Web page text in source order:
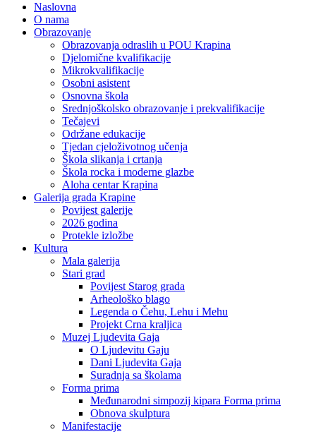
Naslovna
O nama
Obrazovanje
Obrazovanja odraslih u POU Krapina
Djelomične kvalifikacije
Mikrokvalifikacije
Osobni asistent
Osnovna škola
Srednjoškolsko obrazovanje i prekvalifikacije
Tečajevi
Održane edukacije
Tjedan cjeloživotnog učenja
Škola slikanja i crtanja
Škola rocka i moderne glazbe
Aloha centar Krapina
Galerija grada Krapine
Povijest galerije
2026 godina
Protekle izložbe
Kultura
Mala galerija
Stari grad
Povijest Starog grada
Arheološko blago
Legenda o Čehu, Lehu i Mehu
Projekt Crna kraljica
Muzej Ljudevita Gaja
O Ljudevitu Gaju
Dani Ljudevita Gaja
Suradnja sa školama
Forma prima
Međunarodni simpozij kipara Forma prima
Obnova skulptura
Manifestacije